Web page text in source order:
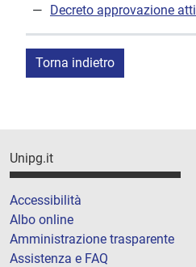
Decreto approvazione atti
Torna indietro
Unipg.it
Accessibilità
Albo online
Amministrazione trasparente
Assistenza e FAQ